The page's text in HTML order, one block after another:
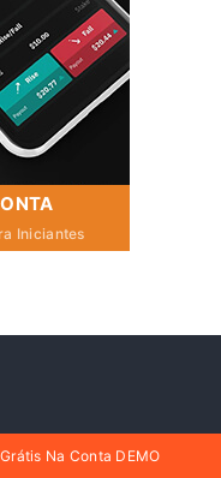
Iniciantes
Na Conta DEMO